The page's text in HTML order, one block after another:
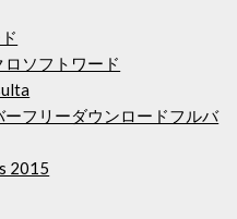
ソフトワード
フリーダウンロードフルバ
2015